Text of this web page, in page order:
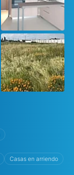
Casas en arriendo